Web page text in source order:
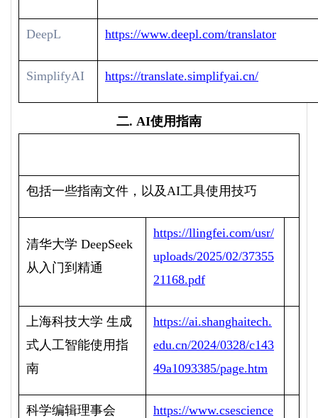
DeepL https://www.deepl.com/translator
SimplifyAI https://translate.simplifyai.cn/
二. AI使用指南
包括一些指南文件，以及AI工具使用技巧
清华大学 DeepSeek
从入门到精通
https://llingfei.com/usr/
uploads/2025/02/37355
21168.pdf
上海科技大学 生成
式人工智能使用指
南
https://ai.shanghaitech.
edu.cn/2024/0328/c143
49a1093385/page.htm
科学编辑理事会
https://www.csescience